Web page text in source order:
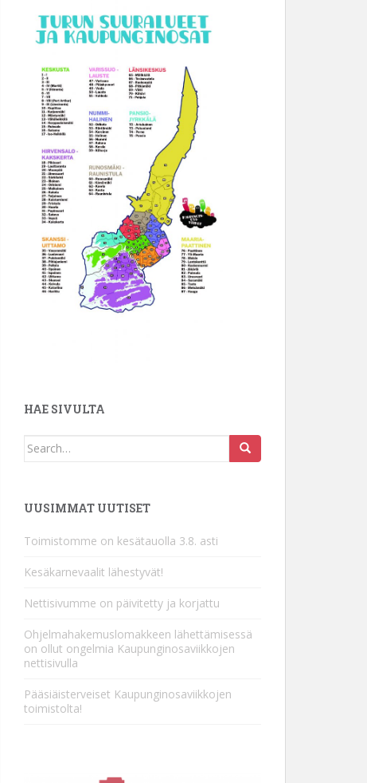
HAE SIVULTA
Search
UUSIMMAT UUTISET
Toimistomme on kesätauolla 3.8. asti
Kesäkarnevaalit lähestyvät!
Nettisivumme on päivitetty ja korjattu
Ohjelmahakemuslomakkeen lähettämisessä
on ollut ongelmia Kaupunginosaviikkojen
nettisivulla
Pääsiäisterveiset Kaupunginosaviikkojen
toimistolta!